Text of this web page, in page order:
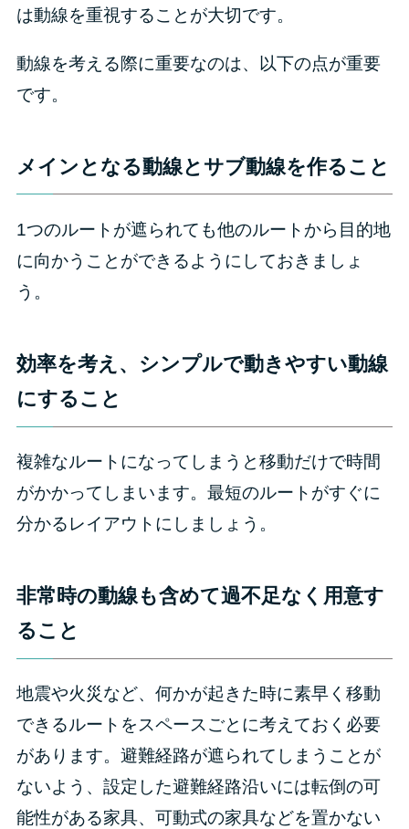
は動線を重視することが大切です。
動線を考える際に重要なのは、以下の点が重要
です。
メインとなる動線とサブ動線を作ること
1つのルートが遮られても他のルートから目的地
に向かうことができるようにしておきましょ
う。
効率を考え、シンプルで動きやすい動線
にすること
複雑なルートになってしまうと移動だけで時間
がかかってしまいます。最短のルートがすぐに
分かるレイアウトにしましょう。
非常時の動線も含めて過不足なく用意す
ること
地震や火災など、何かが起きた時に素早く移動
できるルートをスペースごとに考えておく必要
があります。避難経路が遮られてしまうことが
ないよう、設定した避難経路沿いには転倒の可
能性がある家具、可動式の家具などを置かない